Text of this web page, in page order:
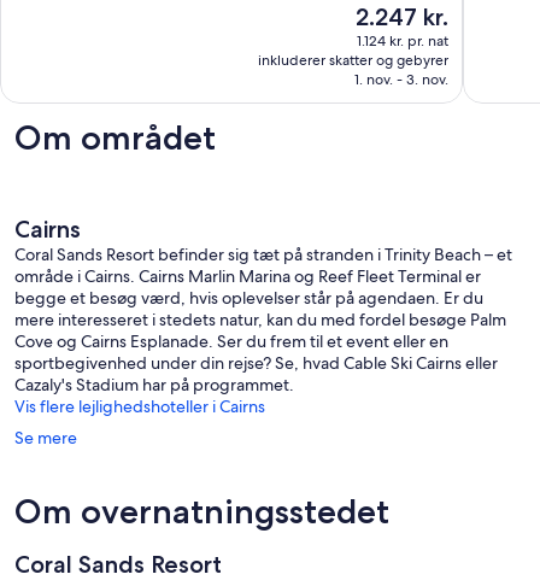
Prisen
er
2.247 kr.
2.247 kr.
1.124 kr. pr. nat
inkluderer skatter og gebyrer
1. nov. - 3. nov.
Om området
Cairns
Coral Sands Resort befinder sig tæt på stranden i Trinity Beach – et
område i Cairns. Cairns Marlin Marina og Reef Fleet Terminal er
begge et besøg værd, hvis oplevelser står på agendaen. Er du
mere interesseret i stedets natur, kan du med fordel besøge Palm
Cove og Cairns Esplanade. Ser du frem til et event eller en
sportbegivenhed under din rejse? Se, hvad Cable Ski Cairns eller
Cazaly's Stadium har på programmet.
Vis flere lejlighedshoteller i Cairns
Se mere
Om overnatningsstedet
Coral Sands Resort